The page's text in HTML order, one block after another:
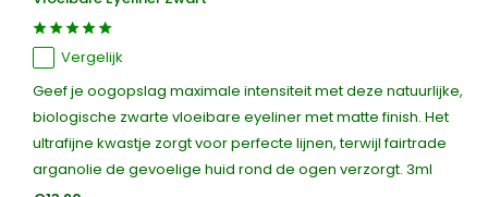
Vergelijk
Geef je oogopslag maximale intensiteit met deze natuurlijke,
biologische zwarte vloeibare eyeliner met matte finish. Het
ultrafijne kwastje zorgt voor perfecte lijnen, terwijl fairtrade
arganolie de gevoelige huid rond de ogen verzorgt. 3ml